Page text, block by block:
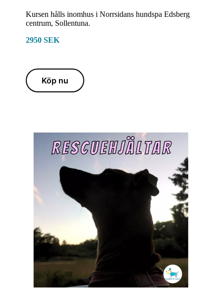
Kursen hålls inomhus i Norrsidans hundspa Edsberg
centrum, Sollentuna.
2950 SEK
Köp nu